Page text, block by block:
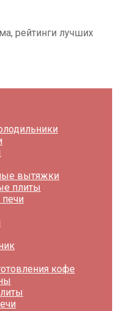
рейтинги лучших
вытяжки
плиты
кофе